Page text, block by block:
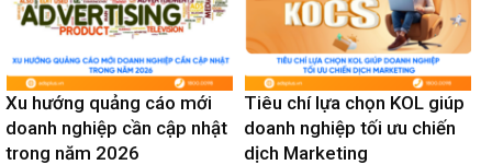
Xu hướng quảng cáo mới
doanh nghiệp cần cập nhật
trong năm 2026
Tiêu chí lựa chọn KOL giúp
doanh nghiệp tối ưu chiến
dịch Marketing